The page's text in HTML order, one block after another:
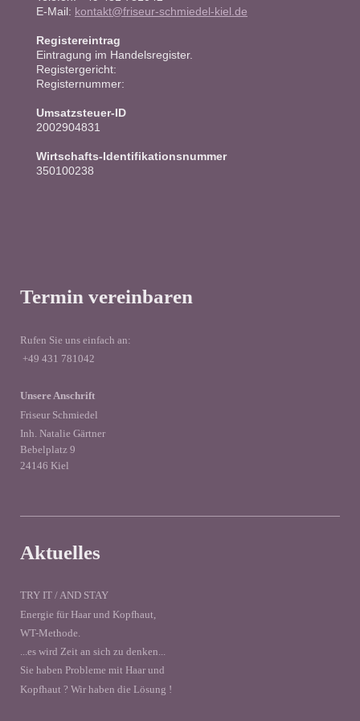
E-Mail: kontakt@friseur-schmiedel-kiel.de
Registereintrag
Eintragung im Handelsregister.
Registergericht:
Registernummer:
Umsatzsteuer-ID
2002904831
Wirtschafts-Identifikationsnummer
350100238
Termin vereinbaren
Rufen Sie uns einfach an:
+49 431 781042
Unsere Anschrift
Friseur Schmiedel
Inh. Natalie Gärtner
Bebelplatz 9
24146 Kiel
Aktuelles
TRY IT / AND STAY
Energie für Haar und Kopfhaut,
WT-Methode.
...es wird Zeit an sich zu denken...
Sie haben Probleme mit Haar und
Kopfhaut ? Wir haben die Lösung !